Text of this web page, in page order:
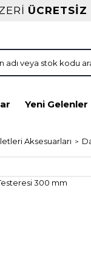
ÜCRETSİZ
Yeni Gelenler
Aksesuarları